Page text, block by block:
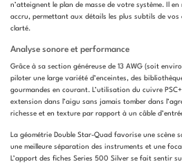
n’atteignent le plan de masse de votre système. Il
accru, permettant aux détails les plus subtils de vos
clarté.
Analyse sonore et performance
Grâce à sa section généreuse de 13 AWG (soit
piloter une large variété d’enceintes, des
gourmandes en courant. L’utilisation du cuivre
extension dans l’aigu sans jamais tomber dans
richesse et en texture par rapport à un câble
La géométrie Double Star-Quad favorise une scène
une meilleure séparation des instruments et une
L’apport des fiches Series 500 Silver se fait sentir